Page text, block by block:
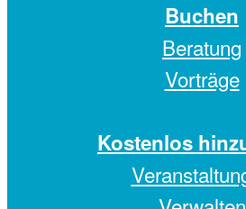
Buchen
Beratung
Vorträge
Kostenlos